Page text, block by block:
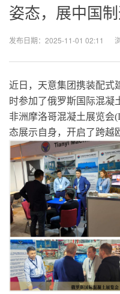
姿态，展中国
发布日期：2025-11-01 02:11 浏
近日，天意集团携装配式
时参加了俄罗斯国际混凝
非洲摩洛哥混凝土展览会
态展示自身，开启了跨越